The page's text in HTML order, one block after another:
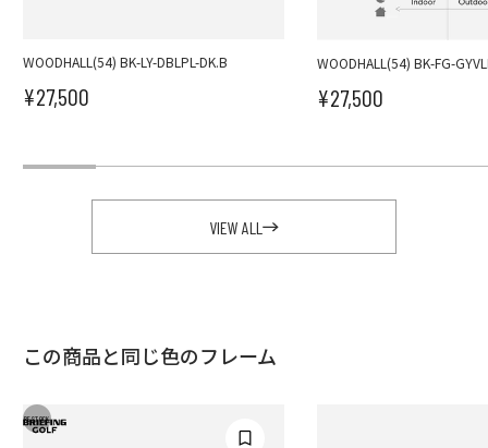
WOODHALL(54) BK-LY-DBLPL-DK.B
セール価格
¥27,500
WOODHALL(54) BK-FG-
セール価格
¥27,500
VIEW ALL
この商品と同じ色のフレーム
RESTOCK